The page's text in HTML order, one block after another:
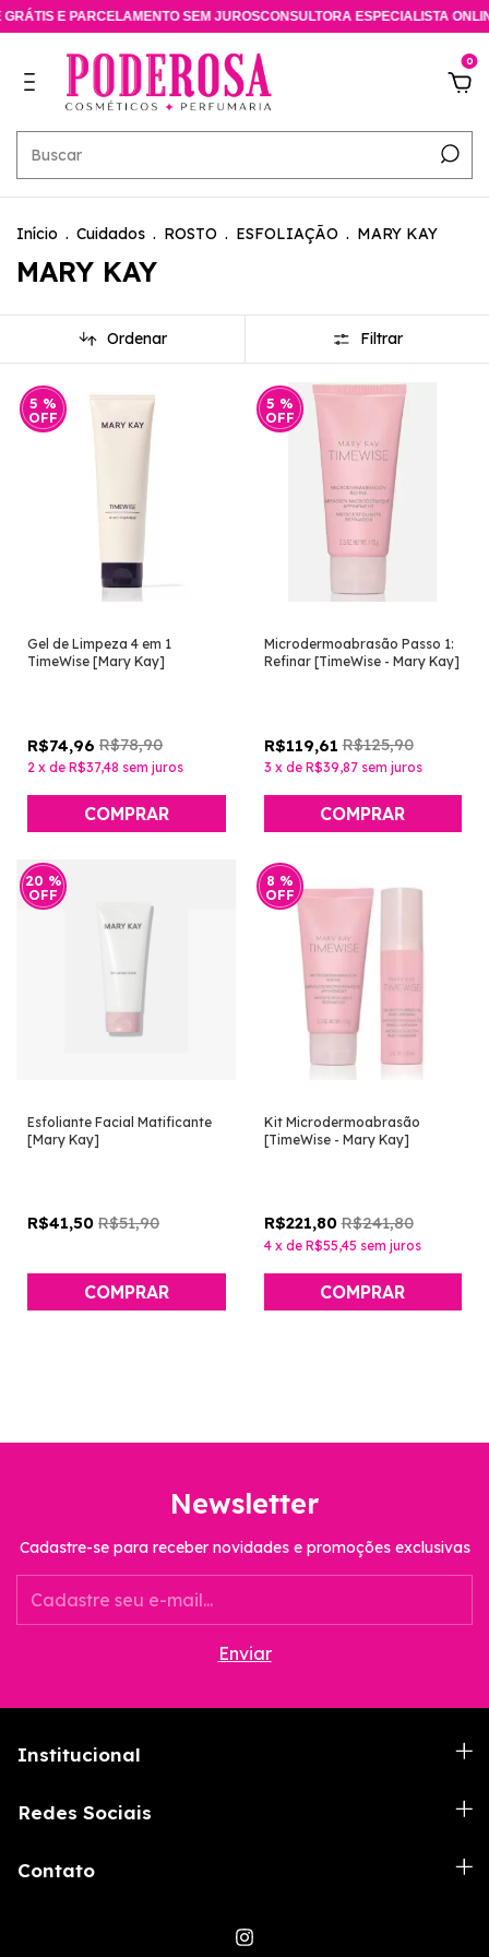
E PARCELAMENTO SEM JUROSCONSULTORA ESPECIALISTA
0
Início . Cuidados . ROSTO . ESFOLIAÇÃO . MARY KAY
MARY KAY
Ordenar Filtrar
5 %
OFF
Gel de Limpeza 4 em 1
TimeWise [Mary Kay]
R$74,96 R$78,90
2 x de R$37,48 sem juros
COMPRAR
5 %
OFF
Microdermoabrasão Passo 1:
Refinar [TimeWise - Mary Kay]
R$119,61 R$125,90
3 x de R$39,87 sem juros
20 %
OFF
Esfoliante Facial Matificante
[Mary Kay]
R$41,50 R$51,90
8 %
OFF
Kit Microdermoabrasão
[TimeWise - Mary Kay]
R$221,80 R$241,80
4 x de R$55,45 sem juros
Newsletter
Cadastre-se para receber novidades e promoções exclusivas
Institucional
Redes Sociais
Contato